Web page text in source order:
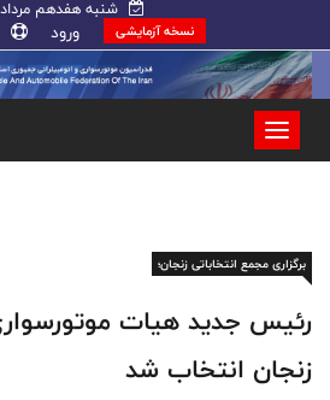
شنبه هفدهم
نسخه آزمایشی ورود
برگزاری مجمع انتخاباتی زنجان؛
رئیس جدید هیات
زنجان انتخاب شد